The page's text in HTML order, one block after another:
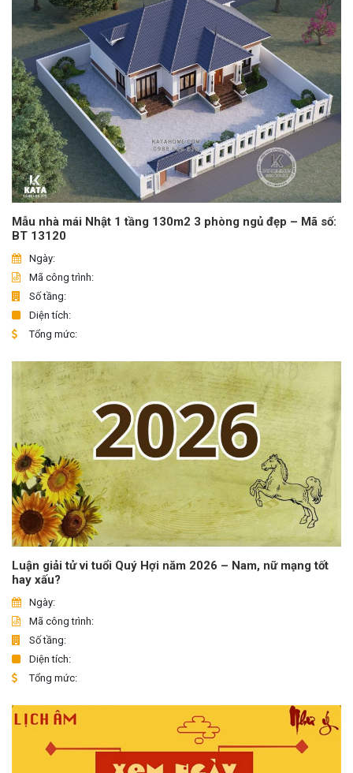
Mẫu nhà mái Nhật 1 tầng 130m2 3 phòng ngủ đẹp – Mã số:
BT 13120
Ngày:
Mã công trình:
Số tầng:
Diện tích:
Tổng mức:
Luận giải tử vi tuổi Quý Hợi năm 2026 – Nam, nữ mạng tốt
hay xấu?
Ngày:
Mã công trình:
Số tầng:
Diện tích:
Tổng mức: